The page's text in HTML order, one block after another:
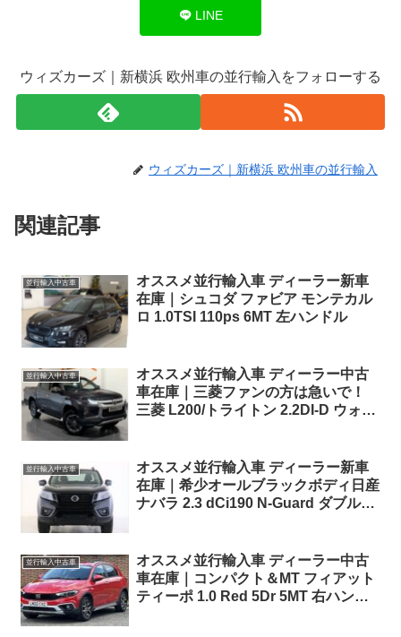
LINE
ウィズカーズ｜新横浜 欧州車の並行輸入をフォローする
ウィズカーズ｜新横浜 欧州車の並行輸入
関連記事
並行輸入中古車
オススメ並行輸入車 ディーラー新車
在庫｜シュコダ ファビア モンテカル
ロ 1.0TSI 110ps 6MT 左ハンドル
並行輸入中古車
オススメ並行輸入車 ディーラー中古
車在庫｜三菱ファンの方は急いで！
三菱 L200/トライトン 2.2DI-D ウォリ
並行輸入中古車
オススメ並行輸入車 ディーラー新車
在庫｜希少オールブラックボディ日産
ナバラ 2.3 dCi190 N-Guard ダブルキ
並行輸入中古車
オススメ並行輸入車 ディーラー中古
車在庫｜コンパクト＆MT フィアット
ティーポ 1.0 Red 5Dr 5MT 右ハンド